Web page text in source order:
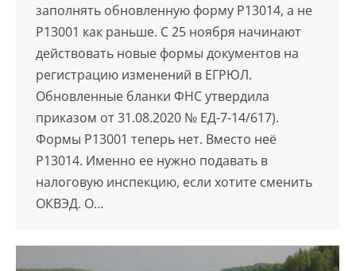
заполнять обновленную форму Р13014, а не
Р13001 как раньше. С 25 ноября начинают
действовать новые формы документов на
регистрацию изменений в ЕГРЮЛ.
Обновленные бланки ФНС утвердила
приказом от 31.08.2020 № ЕД-7-14/617).
Формы Р13001 теперь нет. Вместо неё
Р13014. Именно ее нужно подавать в
налоговую инспекцию, если хотите сменить
ОКВЭД. О…